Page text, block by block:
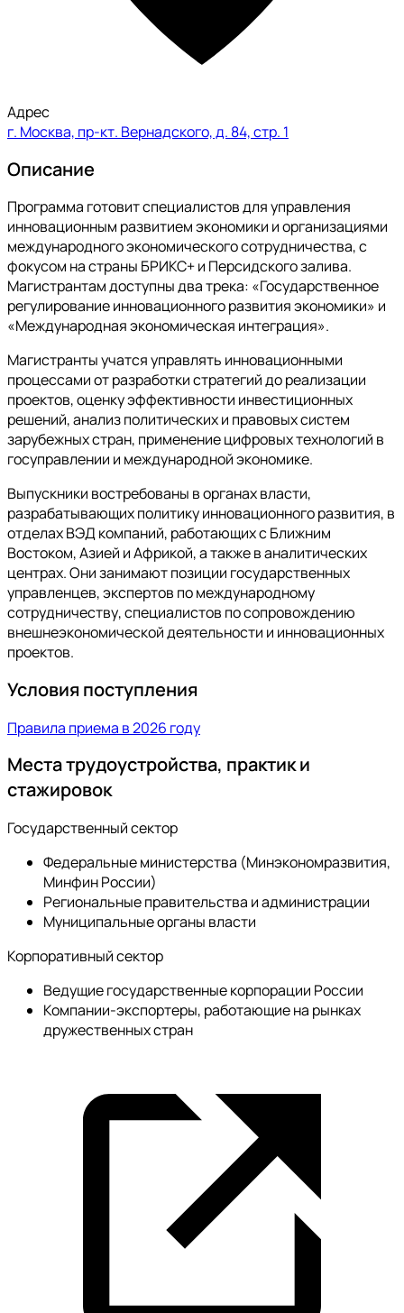
Адрес
г. Москва, пр-кт. Вернадского, д. 84, стр. 1
Описание
Программа готовит специалистов для управления
инновационным развитием экономики и организациями
международного экономического сотрудничества, с
фокусом на страны БРИКС+ и Персидского залива.
Магистрантам доступны два трека: «Государственное
регулирование инновационного развития экономики» и
«Международная экономическая интеграция».
Магистранты учатся управлять инновационными
процессами от разработки стратегий до реализации
проектов, оценку эффективности инвестиционных
решений, анализ политических и правовых систем
зарубежных стран, применение цифровых технологий в
госуправлении и международной экономике.
Выпускники востребованы в органах власти,
разрабатывающих политику инновационного развития, в
отделах ВЭД компаний, работающих с Ближним
Востоком, Азией и Африкой, а также в аналитических
центрах. Они занимают позиции государственных
управленцев, экспертов по международному
сотрудничеству, специалистов по сопровождению
внешнеэкономической деятельности и инновационных
проектов.
Условия поступления
Правила приема в 2026 году
Места трудоустройства, практик и
стажировок
Государственный сектор
Федеральные министерства (Минэкономразвития,
Минфин России)
Региональные правительства и администрации
Муниципальные органы власти
Корпоративный сектор
Ведущие государственные корпорации России
Компании-экспортеры, работающие на рынках
дружественных стран